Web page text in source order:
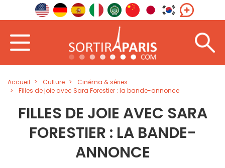
Accueil Culture
Cinéma & séries
Filles de joie avec Sara Forestier : la bande-annonce
FILLES DE JOIE AVEC SARA
FORESTIER : LA BANDE-
ANNONCE